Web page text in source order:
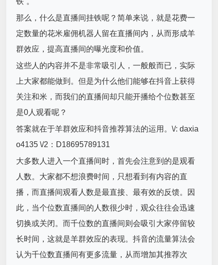
那么，什么是直播间挂铁呢？简单来说，就是花费一
定数量的花米雇佣机器人留在直播间内，从而形成羊
群效应，提高直播间的曝光度和价值。
这些人的内容并不是非常吸引人，一般般而已，实际
上大家都能做到。但是为什么他们能够在抖音上获得
关注和米，而我们的直播间却只能开播给个位数甚至
是0人观看呢？
答案就在于羊群效应和抖音推荐算法的运用。\/: daxia
o4135 \/2：D18695789131
大多数人进入一个直播间时，首先会注意到的是观看
人数。大家都不想浪费时间，只想看到有内容的直
播，而直播间观看人数是最直接、最有效的反馈。因
此，当个位数直播间的人数很少时，观众往往会迅速
切换或关闭。而千位数的直播间则会吸引大家停留较
长时间，这就是羊群效应的表现。抖音的流量算法会
认为千位数直播间有更多流量，从而增加其推荐次